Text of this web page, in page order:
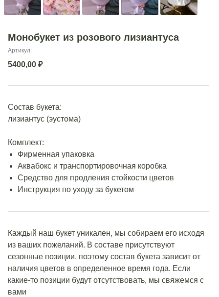
Монобукет из розового лизиантуса
Артикул:
5400,00 ₽
Состав букета:
лизиантус (эустома)
Комплект:
Фирменная упаковка
Аквабокс и транспортировочная коробка
Средство для продления стойкости цветов
Инструкция по уходу за букетом
Каждый наш букет уникален, мы собираем его исходя
из ваших пожеланий. В составе присутствуют
сезонные позиции, поэтому состав букета зависит от
наличия цветов в определенное время года. Если
какие-то позиции будут отсутствовать, мы свяжемся с
вами